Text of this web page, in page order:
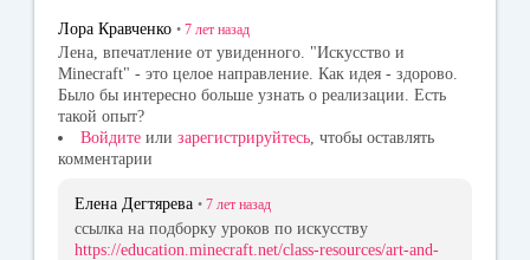
ni
ki
Лора Кравченко • 7 лет назад
Лена, впечатление от увиденного. "Искусство и
Minecraft" - это целое направление. Как идея - здорово.
Было бы интересно больше узнать о реализации. Есть
такой опыт?
Войдите или зарегистрируйтесь, чтобы оставлять
комментарии
Елена Дегтярева • 7 лет назад
ссылка на подборку уроков по искусству
https://education.minecraft.net/class-resources/art-and-